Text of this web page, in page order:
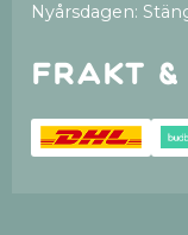
Nyårsdagen:
Frakt